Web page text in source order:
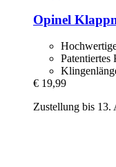
Opinel
Patentiertes
€ 19,99
Zustellung bis 13.